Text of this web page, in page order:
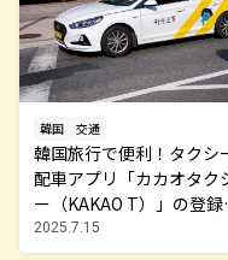
韓国 交通
韓国旅行で便利！タクシ
配車アプリ「カカオタク
ー（KAKAO T）」の登録
利用方法
2025.7.15